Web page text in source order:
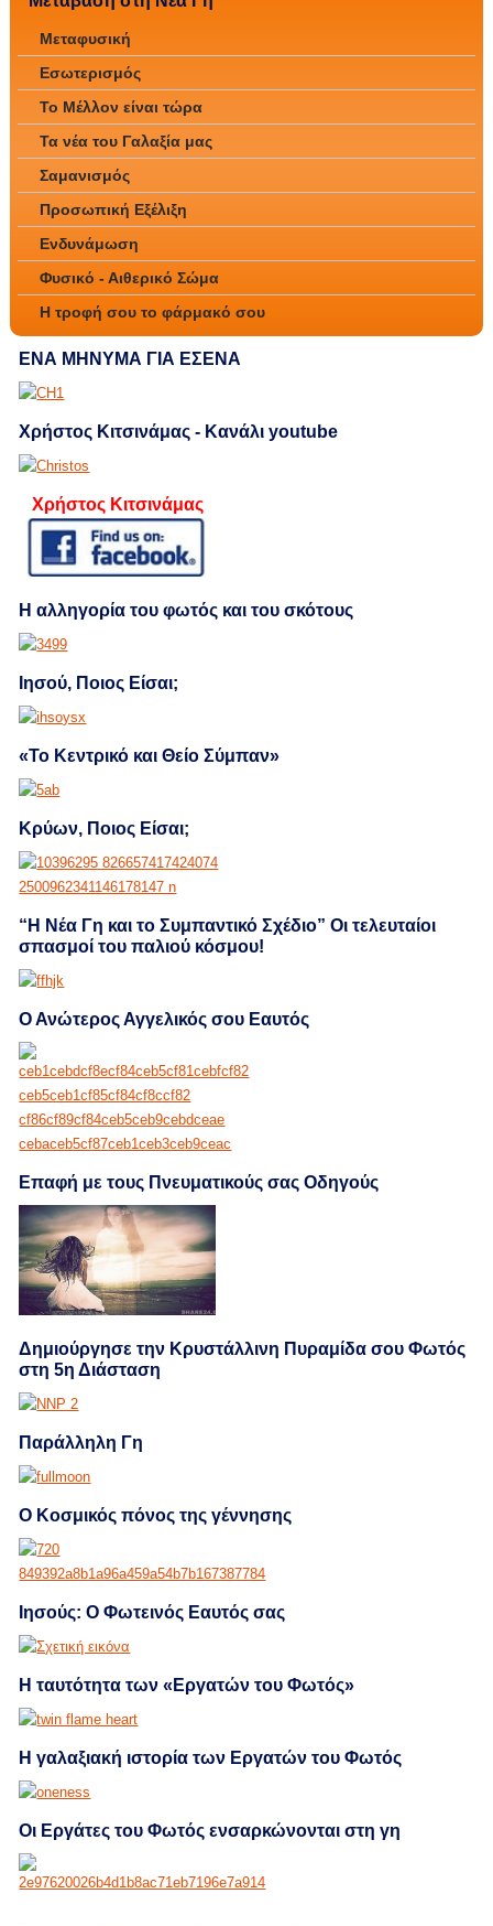
Μεταφυσική
Εσωτερισμός
Το Μέλλον είναι τώρα
Τα νέα του Γαλαξία μας
Σαμανισμός
Προσωπική Εξέλιξη
Ενδυνάμωση
Φυσικό - Αιθερικό Σώμα
Η τροφή σου το φάρμακό σου
ΕΝΑ ΜΗΝΥΜΑ ΓΙΑ ΕΣΕΝΑ
Χρήστος Κιτσινάμας - Κανάλι youtube
Χρήστος Κιτσινάμας
Η αλληγορία του φωτός και του σκότους
Ιησού, Ποιος Είσαι;
«Το Κεντρικό και Θείο Σύμπαν»
Κρύων, Ποιος Είσαι;
“Η Νέα Γη και το Συμπαντικό Σχέδιο” Οι τελευταίοι
σπασμοί του παλιού κόσμου!
Ο Ανώτερος Αγγελικός σου Εαυτός
Επαφή με τους Πνευματικούς σας Οδηγούς
Δημιούργησε την Κρυστάλλινη Πυραμίδα σου Φωτός
στη 5η Διάσταση
Παράλληλη Γη
Ο Κοσμικός πόνος της γέννησης
Ιησούς: Ο Φωτεινός Εαυτός σας
Η ταυτότητα των «Εργατών του Φωτός»
Η γαλαξιακή ιστορία των Εργατών του Φωτός
Οι Εργάτες του Φωτός ενσαρκώνονται στη γη